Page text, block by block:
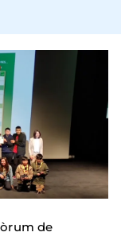
de